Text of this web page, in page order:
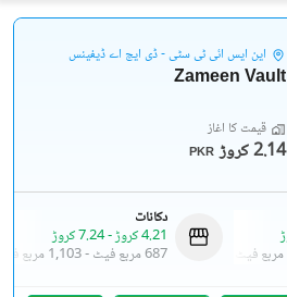
این ایس آئی ٹی سٹی - ڈی ایچ اے ڈیفینس
Zameen Vault
قیمت کا آغاز
PKR 2.14 کروڑ
دکانات
4.21 کروڑ
-7.24 کروڑ
687 مربع فیٹ
-1,103 مربع فیٹ